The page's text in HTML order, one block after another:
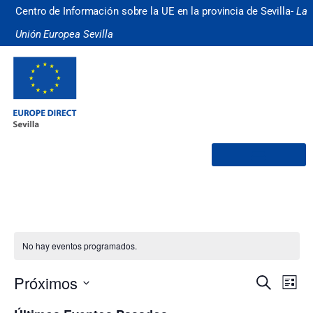
Centro de Información sobre la UE en la provincia de Sevilla- La
Unión Europea Sevilla
No hay eventos programados.
BuscarLista
Próximos
la